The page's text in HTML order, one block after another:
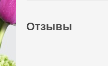
Отзывы